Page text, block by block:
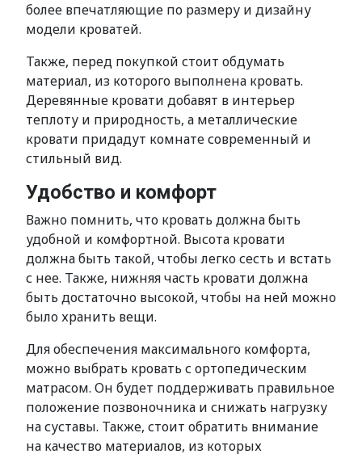
более впечатляющие по размеру и дизайну
модели кроватей.
Также, перед покупкой стоит обдумать
материал, из которого выполнена кровать.
Деревянные кровати добавят в интерьер
теплоту и природность, а металлические
кровати придадут комнате современный и
стильный вид.
Удобство и комфорт
Важно помнить, что кровать должна быть
удобной и комфортной. Высота кровати
должна быть такой, чтобы легко сесть и встать
с нее. Также, нижняя часть кровати должна
быть достаточно высокой, чтобы на ней можно
было хранить вещи.
Для обеспечения максимального комфорта,
можно выбрать кровать с ортопедическим
матрасом. Он будет поддерживать правильное
положение позвоночника и снижать нагрузку
на суставы. Также, стоит обратить внимание
на качество материалов, из которых